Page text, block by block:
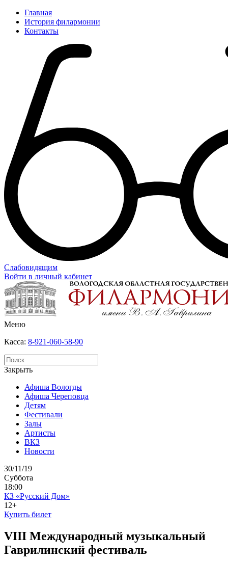
Главная
История филармонии
Контакты
Слабовидящим
Войти в личный кабинет
Меню
Касса: 8-921-060-58-90
Закрыть
Афиша Вологды
Афиша Череповца
Детям
Фестивали
Залы
Артисты
ВКЗ
Новости
30/11/19
Суббота
18:00
КЗ «Русский Дом»
12+
Купить билет
VIII Международный музыкальный
Гаврилинский фестиваль